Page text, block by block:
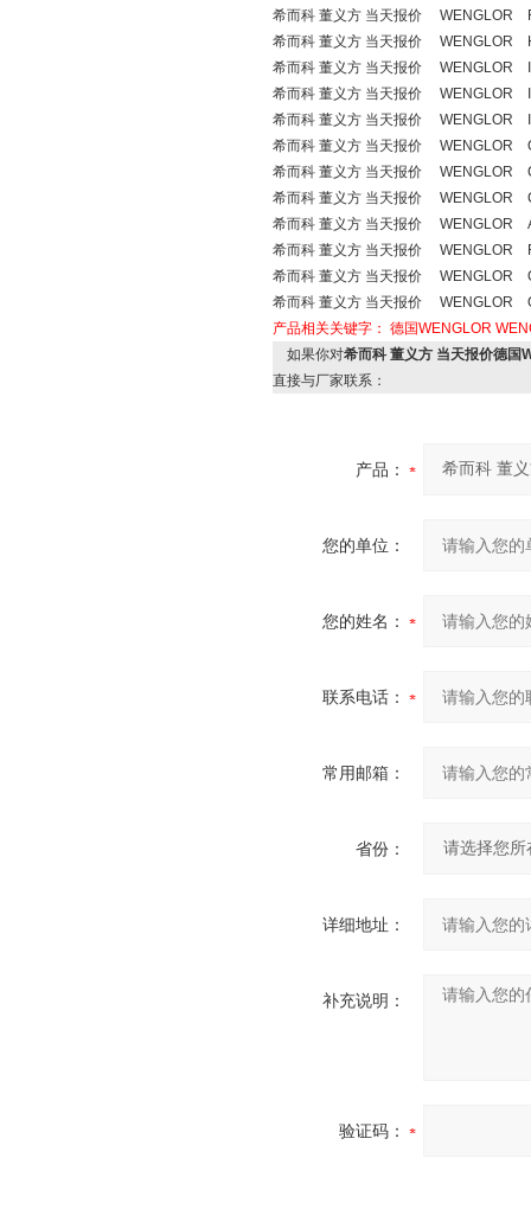
希而科 董义方 当天报价 WENGLOR
希而科 董义方 当天报价 WENGLOR
希而科 董义方 当天报价 WENGLOR
希而科 董义方 当天报价 WENGLOR
希而科 董义方 当天报价 WENGLOR
希而科 董义方 当天报价 WENGLOR
希而科 董义方 当天报价 WENGLOR
希而科 董义方 当天报价 WENGLOR
希而科 董义方 当天报价 WENGLOR
希而科 董义方 当天报价 WENGLOR
希而科 董义方 当天报价 WENGLOR
希而科 董义方 当天报价 WENGLOR
产品相关关键字： 德国WENGLOR
如果你对希而科 董义方 当天报价德国
直接与厂家联系：
产品：
您的单位：
您的姓名：
联系电话：
常用邮箱：
省份：
详细地址：
补充说明：
验证码：